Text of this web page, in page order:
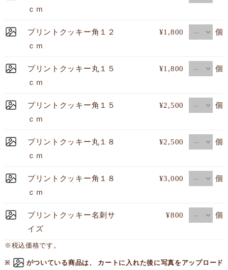
ｃｍ
プリントクッキー角１２
ｃｍ
¥1,800 個
プリントクッキー丸１５
ｃｍ
¥1,800 個
プリントクッキー角１５
ｃｍ
¥2,500 個
プリントクッキー丸１８
ｃｍ
¥2,500 個
プリントクッキー角１８
ｃｍ
¥3,000 個
プリントクッキー名刺サ
イズ
¥800 個
※税込価格です。
※
がついている商品は、 カートに入れた後に写真をアップロード